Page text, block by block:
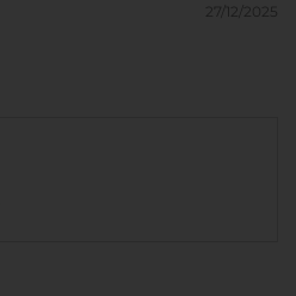
27/12/2025